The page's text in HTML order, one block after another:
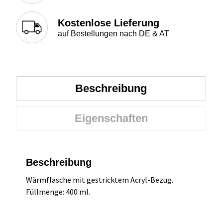
Kostenlose Lieferung
auf Bestellungen nach DE & AT
Beschreibung
Eigenschaften
Beschreibung
Wärmflasche mit gestricktem Acryl-Bezug.
Füllmenge: 400 ml.